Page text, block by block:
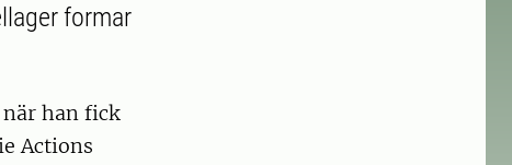
formar
han fick
Actions